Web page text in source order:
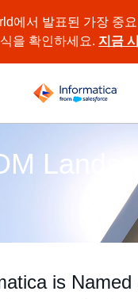
에서 발표된 가장 중
을 확인하세요. 지금
is Named